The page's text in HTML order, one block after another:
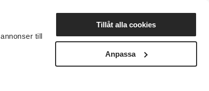
till
Tillåt alla cookies
Anpassa
Nyheter Avdelningar